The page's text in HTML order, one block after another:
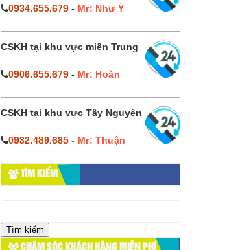
0934.655.679- Mr: Như Ý
CSKH tại khu vực miền Trung
0906.655.679- Mr: Hoàn
CSKH tại khu vực Tây Nguyên
0932.489.685- Mr: Thuận
TÌM KIẾM
cho:
CHĂM SÓC KHÁCH HÀNG MIỄN PHÍ